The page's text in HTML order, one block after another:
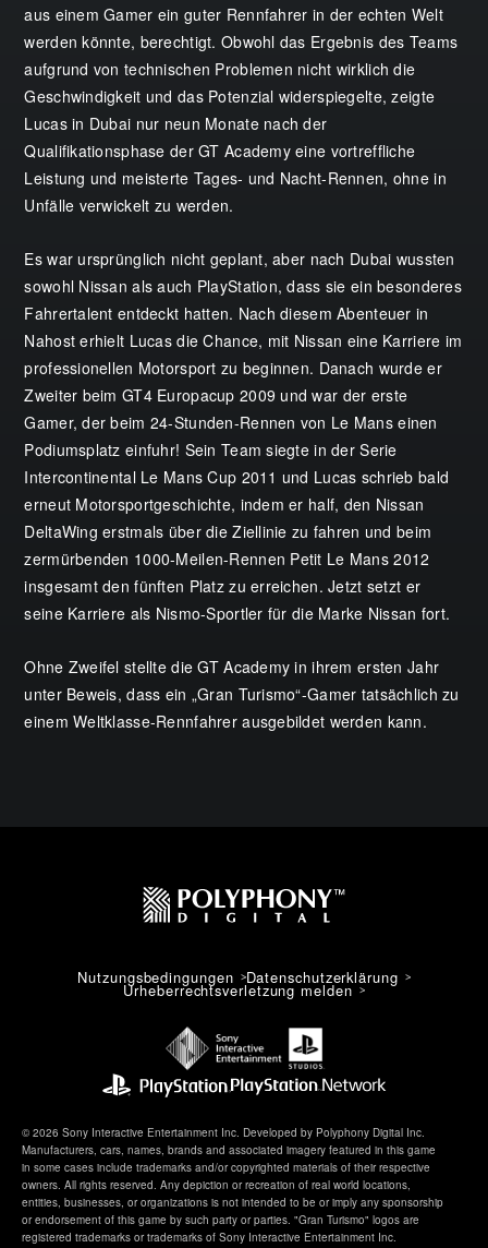
aus einem Gamer ein guter Rennfahrer in der echten Welt
werden könnte, berechtigt. Obwohl das Ergebnis des Teams
aufgrund von technischen Problemen nicht wirklich die
Geschwindigkeit und das Potenzial widerspiegelte, zeigte
Lucas in Dubai nur neun Monate nach der
Qualifikationsphase der GT Academy eine vortreffliche
Leistung und meisterte Tages- und Nacht-Rennen, ohne in
Unfälle verwickelt zu werden.
Es war ursprünglich nicht geplant, aber nach Dubai wussten
sowohl Nissan als auch PlayStation, dass sie ein besonderes
Fahrertalent entdeckt hatten. Nach diesem Abenteuer in
Nahost erhielt Lucas die Chance, mit Nissan eine Karriere im
professionellen Motorsport zu beginnen. Danach wurde er
Zweiter beim GT4 Europacup 2009 und war der erste
Gamer, der beim 24-Stunden-Rennen von Le Mans einen
Podiumsplatz einfuhr! Sein Team siegte in der Serie
Intercontinental Le Mans Cup 2011 und Lucas schrieb bald
erneut Motorsportgeschichte, indem er half, den Nissan
DeltaWing erstmals über die Ziellinie zu fahren und beim
zermürbenden 1000-Meilen-Rennen Petit Le Mans 2012
insgesamt den fünften Platz zu erreichen. Jetzt setzt er
seine Karriere als Nismo-Sportler für die Marke Nissan fort.
Ohne Zweifel stellte die GT Academy in ihrem ersten Jahr
unter Beweis, dass ein „Gran Turismo“-Gamer tatsächlich zu
einem Weltklasse-Rennfahrer ausgebildet werden kann.
Nutzungsbedingungen Datenschutzerklärung
Urheberrechtsverletzung melden
© 2026 Sony Interactive Entertainment Inc. Developed by Polyphony Digital Inc.
Manufacturers, cars, names, brands and associated imagery featured in this game
in some cases include trademarks and/or copyrighted materials of their respective
owners. All rights reserved. Any depiction or recreation of real world locations,
entities, businesses, or organizations is not intended to be or imply any sponsorship
or endorsement of this game by such party or parties. "Gran Turismo" logos are
registered trademarks or trademarks of Sony Interactive Entertainment Inc.